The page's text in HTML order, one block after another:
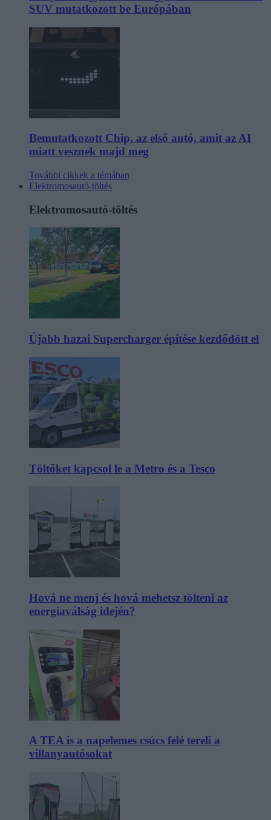
SUV mutatkozott be Európában
Bemutatkozott Chip, az első autó, amit az AI
miatt vesznek majd meg
További cikkek a témában
Elektromosautó-töltés
Elektromosautó-töltés
Újabb hazai Supercharger építése kezdődött el
Töltőket kapcsol le a Metro és a Tesco
Hová ne menj és hová mehetsz tölteni az
energiaválság idején?
A TEA is a napelemes csúcs felé tereli a
villanyautósokat